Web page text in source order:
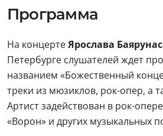
Программа
На концертеЯрослава
Петербурге слушателей ждет
названием «Божественный
треки из мюзиклов, рок-опер, а
Артист задействован в рок-
«Ворон» и других музыкальных